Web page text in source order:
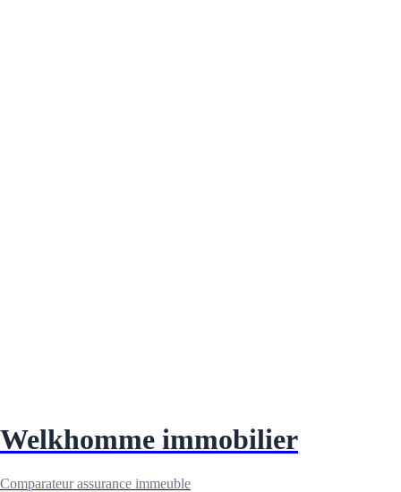
Welkhomme immobilier
Comparateur assurance immeuble